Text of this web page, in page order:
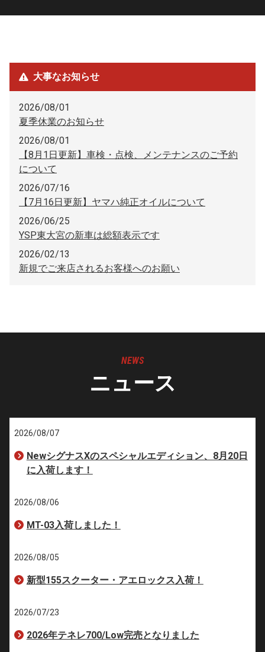
大事なお知らせ
2026/08/01
夏季休業のお知らせ
2026/08/01
【8月1日更新】車検・点検、メンテナンスのご予約
について
2026/07/16
【7月16日更新】ヤマハ純正オイルについて
2026/06/25
YSP東大宮の新車は総額表示です
2026/02/13
新規でご来店されるお客様へのお願い
NEWS
ニュース
2026/08/07
NewシグナスXのスペシャルエディション、8月20日
に入荷します！
2026/08/06
MT-03入荷しました！
2026/08/05
新型155スクーター・アエロックス入荷！
2026/07/23
2026年テネレ700/Low完売となりました